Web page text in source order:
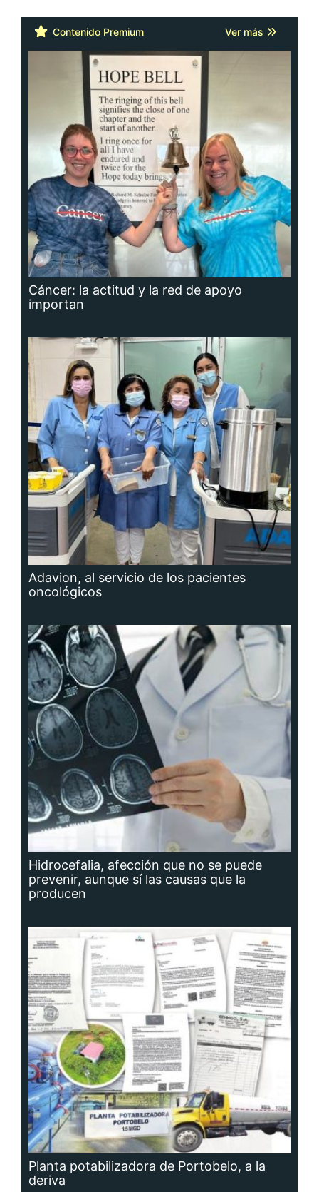
Contenido Premium Ver más
Cáncer: la actitud y la red de apoyo
importan
Adavion, al servicio de los pacientes
oncológicos
Hidrocefalia, afección que no se puede
prevenir, aunque sí las causas que la
producen
Planta potabilizadora de Portobelo, a la
deriva